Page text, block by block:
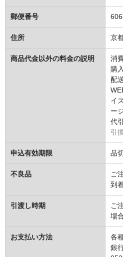
郵便番号
住所 京
商品代金以外の料金の説明
消
購
配
イ
ー
代
引
申込有効期限 品
不良品
ご
到
引渡し時期
ご
場
お支払い方法 各
銀